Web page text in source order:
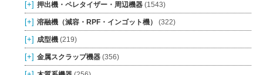
[+] 押出機・ペレタイザー・周辺機器 (1543)
[+] 溶融機（減容・RPF・インゴット機） (322)
[+] 成型機 (219)
[+] 金属スクラップ機器 (356)